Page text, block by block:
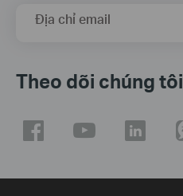
Địa chỉ email
Theo dõi chúng tôi